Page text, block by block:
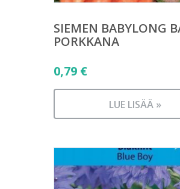
SIEMEN BABYLONG
PORKKANA
0,79 €
LUE LISÄÄ »